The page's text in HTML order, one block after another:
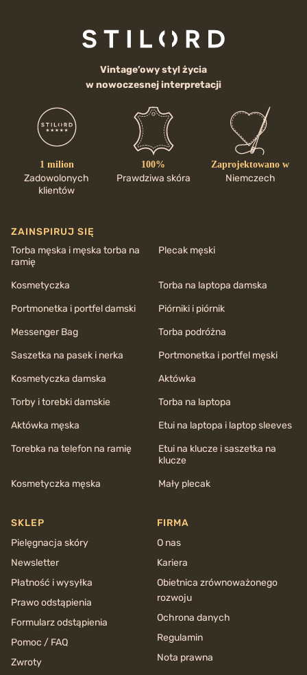
Vintage’owy styl życia
w nowoczesnej interpretacji
1 milion
Zadowolonych
klientów
100%
Prawdziwa skóra
Zaprojektowano w
Niemczech
ZAINSPIRUJ SIĘ
Torba męska i męska torba na
ramię
Plecak męski
Kosmetyczka
Torba na laptopa damska
Portmonetka i portfel damski
Piórniki i piórnik
Messenger Bag
Torba podróżna
Saszetka na pasek i nerka
Portmonetka i portfel męski
Kosmetyczka damska
Aktówka
Torby i torebki damskie
Torba na laptopa
Aktówka męska
Etui na laptopa i laptop sleeves
Torebka na telefon na ramię
Etui na klucze i saszetka na
klucze
Kosmetyczka męska
Mały plecak
SKLEP
Pielęgnacja skóry
Newsletter
Płatność i wysyłka
Prawo odstąpienia
Formularz odstąpienia
Pomoc / FAQ
Zwroty
FIRMA
O nas
Kariera
Obietnica zrównoważonego
rozwoju
Ochrona danych
Regulamin
Nota prawna